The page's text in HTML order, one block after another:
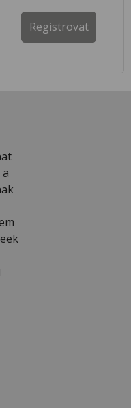
Registrovat